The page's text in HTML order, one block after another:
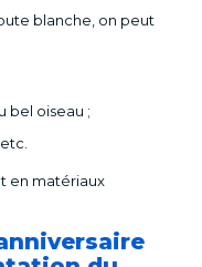
blanche, on peut
bel oiseau ;
en matériaux